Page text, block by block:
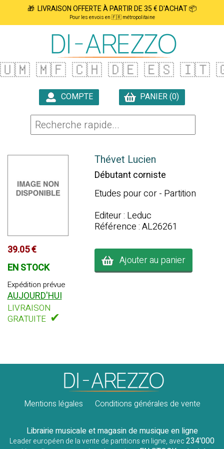
🎁 LIVRAISON OFFERTE À PARTIR DE 35 € D'ACHAT 📦
Pour les envois en 🇫🇷 métropolitaine
🇺🇲 🇲🇫 🇨🇭 🇩🇪 🇪🇸 🇮🇹
COMPTE
PANIER (0)
39.05 €
EN STOCK
Expédition prévue
AUJOURD'HUI
LIVRAISON
GRATUITE ✔
Thévet Lucien
Débutant corniste
Etudes pour cor - Partition
Editeur : Leduc
Référence : AL26261
Ajouter au panier
Mentions légales Conditions générales de vente
Librairie musicale et magasin de musique en ligne
Leader européen de la vente de partitions en ligne, avec234'000